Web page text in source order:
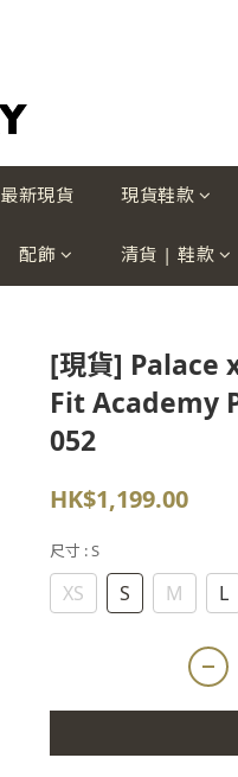
最新現貨 現貨鞋款
配飾 清貨 | 鞋款
[現貨] Palace
Fit Academy
052
HK$1,199.00
尺寸 : S
XS S M L